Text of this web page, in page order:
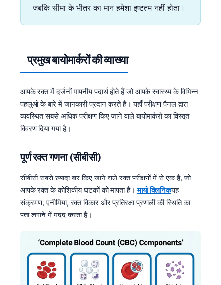
जबकि सीमा के भीतर का मान हमेशा इष्टतम नहीं होता।
प्रमुख बायोमार्करों की व्याख्या
आपके रक्त में दर्जनों मापनीय पदार्थ होते हैं जो आपके स्वास्थ्य के विभिन्न
पहलुओं के बारे में जानकारी प्रदान करते हैं। यहाँ परीक्षण पैनल द्वारा
व्यवस्थित सबसे अधिक परीक्षण किए जाने वाले बायोमार्करों का विस्तृत
विवरण दिया गया है।
पूर्ण रक्त गणना (सीबीसी)
सीबीसी सबसे ज़्यादा बार किए जाने वाले रक्त परीक्षणों में से एक है, जो
आपके रक्त के कोशिकीय घटकों को मापता है।मायो क्लिनिकयह
संक्रमण, एनीमिया, रक्त विकार और प्रतिरक्षा प्रणाली की स्थिति का
पता लगाने में मदद करता है।